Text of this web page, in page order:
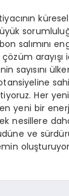
salımını
çözüm
sayısını
Her
yeni bir
nesillere
ve